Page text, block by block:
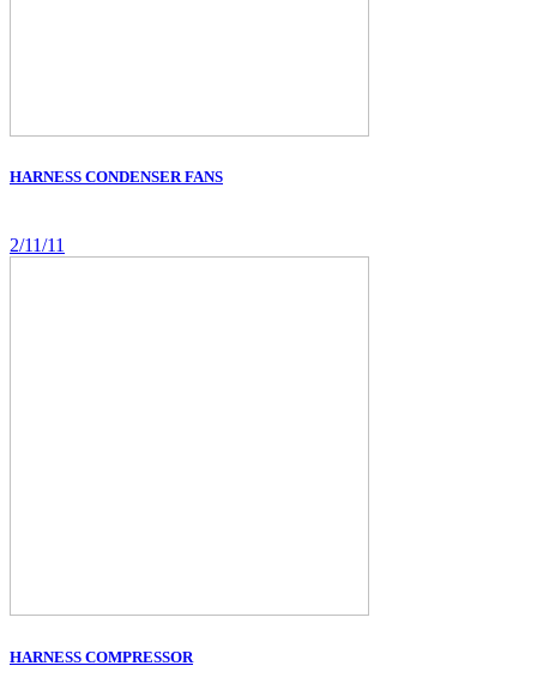
HARNESS CONDENSER FANS
2/11/11
HARNESS COMPRESSOR